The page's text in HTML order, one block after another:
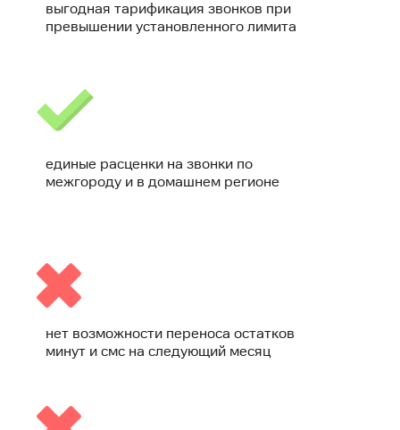
выгодная тарификация звонков при
превышении установленного лимита
единые расценки на звонки по
межгороду и в домашнем регионе
нет возможности переноса остатков
минут и смс на следующий месяц